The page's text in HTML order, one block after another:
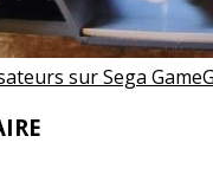
sur Sega